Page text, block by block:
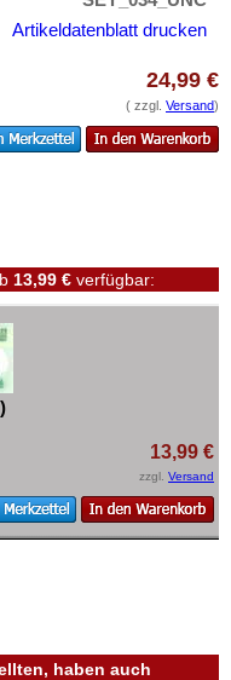
Artikeldatenblatt drucken
24,99 €
( zzgl. Versand)
13,99 € verfügbar:
13,99 €
zzgl. Versand
haben auch